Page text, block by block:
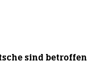
sind betroffen